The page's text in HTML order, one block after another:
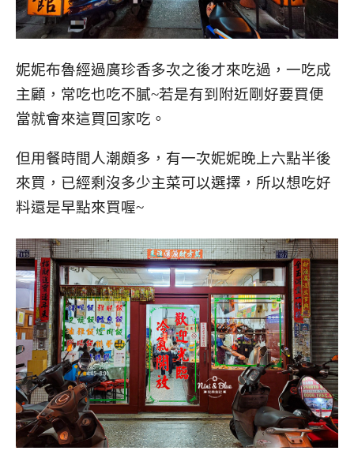
妮妮布魯經過廣珍香多次之後才來吃過，一吃成
主顧，常吃也吃不膩~若是有到附近剛好要買便
當就會來這買回家吃。
但用餐時間人潮頗多，有一次妮妮晚上六點半後
來買，已經剩沒多少主菜可以選擇，所以想吃好
料還是早點來買喔~